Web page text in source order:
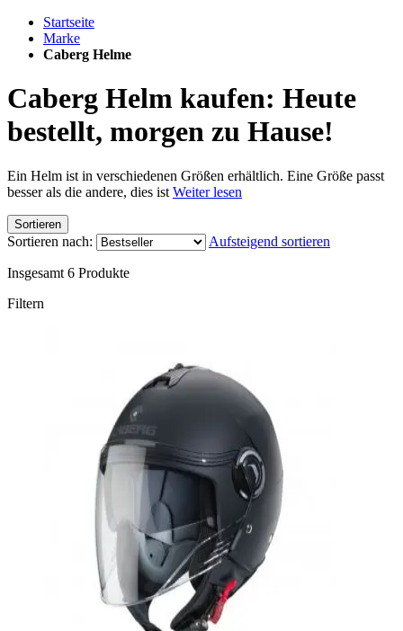
Startseite
Marke
Caberg Helme
Caberg Helm kaufen: Heute
bestellt, morgen zu Hause!
Ein Helm ist in verschiedenen Größen erhältlich. Eine Größe passt
besser als die andere, dies ist Weiter lesen
Sortieren
Sortieren nach: Aufsteigend sortieren
Insgesamt 6 Produkte
Filtern